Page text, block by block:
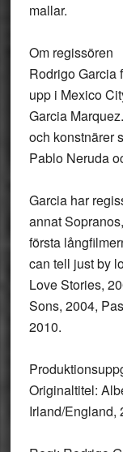
mallar.
Om regissören
Rodrigo Garcia
upp i Mexico
Garcia
och konstnärer
Pablo Neruda
Garcia har
annat
första
can tell just by
Love Stories,
Sons, 2004,
2010.
Originaltitel:
Irland/England,